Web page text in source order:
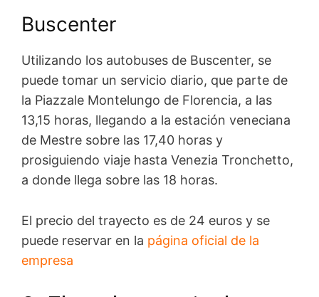
Buscenter
Utilizando los autobuses de Buscenter, se
puede tomar un servicio diario, que parte de
la Piazzale Montelungo de Florencia, a las
13,15 horas, llegando a la estación veneciana
de Mestre sobre las 17,40 horas y
prosiguiendo viaje hasta Venezia Tronchetto,
a donde llega sobre las 18 horas.
El precio del trayecto es de 24 euros y se
puede reservar en la página oficial de la
empresa